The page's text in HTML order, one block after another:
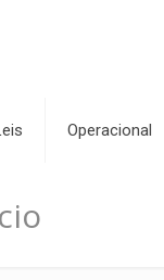
Operacional